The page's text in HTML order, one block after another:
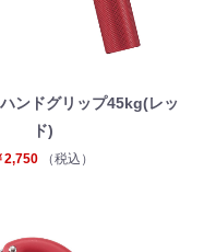
ンドグリップ45kg(レッ
ド)
2,750 （税込）